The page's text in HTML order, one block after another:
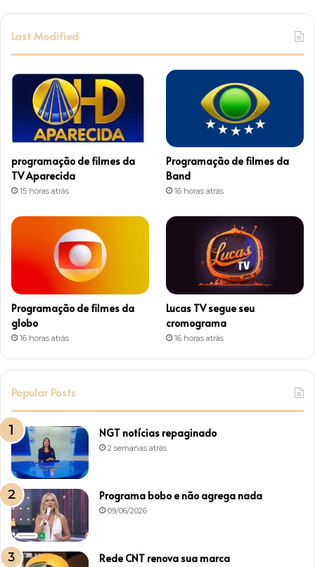
t
r
a
Last Modified
programação de filmes da
TV Aparecida
15 horas atrás
Programação de filmes da
Band
16 horas atrás
Programação de filmes da
globo
16 horas atrás
Lucas TV segue seu
cromograma
16 horas atrás
Popular Posts
NGT notícias repaginado
2 semanas atrás
Programa bobo e não agrega nada
09/06/2026
Rede CNT renova sua marca